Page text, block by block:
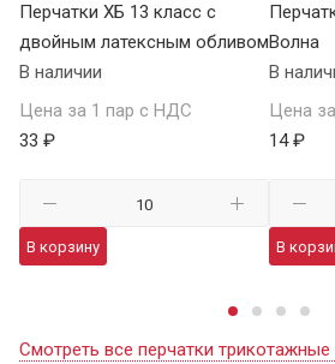
Перчатки ХБ 13 класс с
двойным латексным обливом
В наличии
Цена за 1 пар с НДС
33 ₽
В корзину
Волна
В
Цена
14 ₽
В
Смотреть все перчатки трикотажные